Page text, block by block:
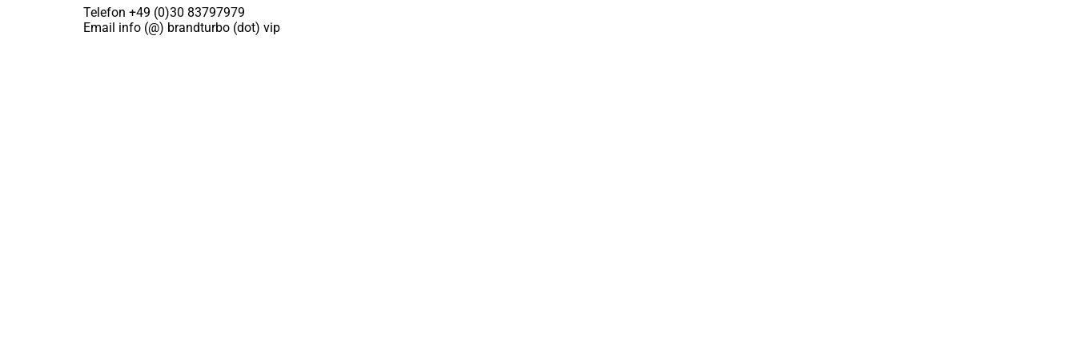
Telefon +49 (0)30 83797979
Email info (@) brandturbo (dot) vip